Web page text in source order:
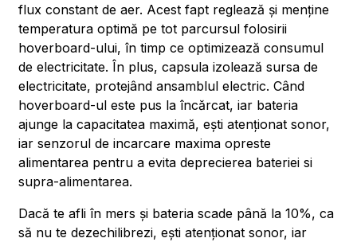
flux constant de aer. Acest fapt reglează și menține
temperatura optimă pe tot parcursul folosirii
hoverboard-ului, în timp ce optimizează consumul
de electricitate. În plus, capsula izolează sursa de
electricitate, protejând ansamblul electric. Când
hoverboard-ul este pus la încărcat, iar bateria
ajunge la capacitatea maximă, ești atenționat sonor,
iar senzorul de incarcare maxima opreste
alimentarea pentru a evita deprecierea bateriei si
supra-alimentarea.
Dacă te afli în mers și bateria scade până la 10%, ca
să nu te dezechilibrezi, ești atenționat sonor, iar